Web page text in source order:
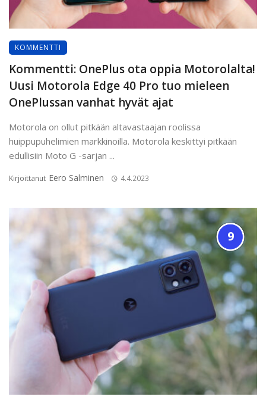
KOMMENTTI
Kommentti: OnePlus ota oppia Motorolalta!
Uusi Motorola Edge 40 Pro tuo mieleen
OnePlussan vanhat hyvät ajat
Motorola on ollut pitkään altavastaajan roolissa
huippupuhelimien markkinoilla. Motorola keskittyi pitkään
edullisiin Moto G -sarjan ...
Kirjoittanut Eero Salminen 4.4.2023
9